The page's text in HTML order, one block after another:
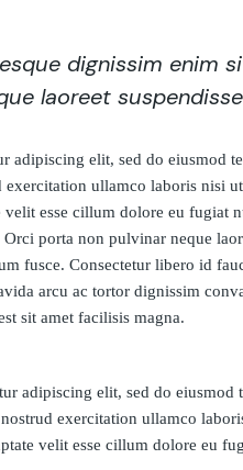
dignissim enim
laoreet
adipiscing elit, sed do eiusmod
ullamco laboris nisi
esse cillum dolore eu fugiat
porta non pulvinar neque
fusce. Consectetur libero id
arcu ac tortor dignissim
sit amet facilisis magna.
adipiscing elit, sed do
exercitation ullamco
velit esse cillum dolore eu